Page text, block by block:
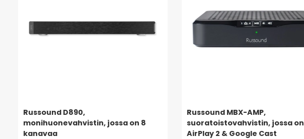
Russound D890,
monihuonevahvistin, jossa on 8
kanavaa
Russound MBX-AMP,
suoratoistovahvistin, jossa on
AirPlay 2 & Google Cast